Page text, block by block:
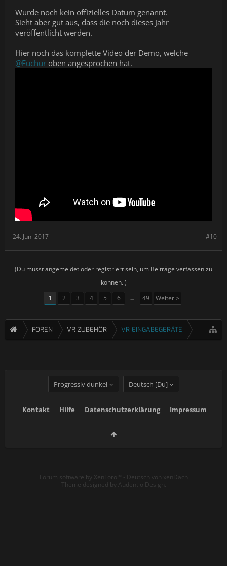
Wurde noch kein offizielles Datum genannt.
Sieht aber gut aus, dass die noch dieses Jahr
veröffentlicht werden.
Hier noch das komplette Video der Demo, welche
@Fuchur oben angesprochen hat.
#10
24. Juni 2017
(Du musst angemeldet oder registriert sein, um Beiträge verfassen zu
können. )
1
2 3 4 5 6 → 49 Weiter >
FOREN VR ZUBEHÖR VR EINGABEGERÄTE
Progressiv dunkel Deutsch [Du]
Kontakt Hilfe Datenschutzerklärung Impressum
Forum software by XenForo™ - Deutsch von xenDach
Theme designed by Audentio Design.